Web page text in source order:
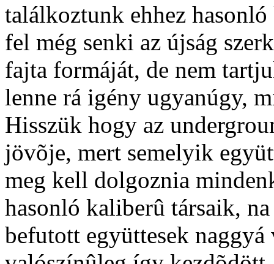
találkoztunk ehhez
fel még senki az újság
fajta formáját, de nem
lenne rá igény ugyanúgy,
Hisszük hogy az
jövõje, mert semelyik
meg kell dolgoznia
hasonló kaliberû társaik,
befutott együttesek